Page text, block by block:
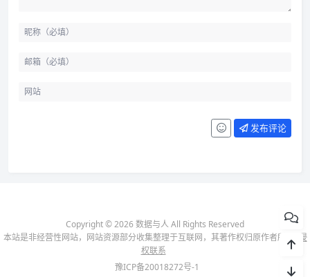
发布评论
Copyright © 2026 数据与人 All Rights Reserved
本站是非经营性网站，网站资源部分收集整理于互联网，其著作权归原作者所有-
侵
权联系
豫ICP备20018272号-1